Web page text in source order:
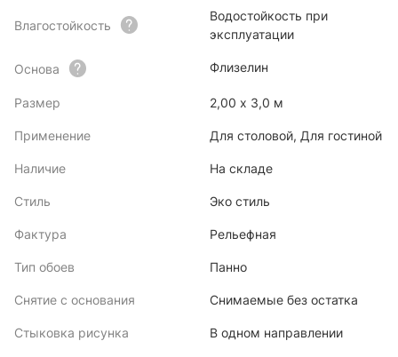
Влагостойкость
Водостойкость при
эксплуатации
Основа Флизелин
Размер 2,00 x 3,0 м
Применение Для столовой, Для гостиной
Наличие На складе
Стиль Эко стиль
Фактура Рельефная
Тип обоев Панно
Снятие с основания Снимаемые без остатка
Стыковка рисунка В одном направлении